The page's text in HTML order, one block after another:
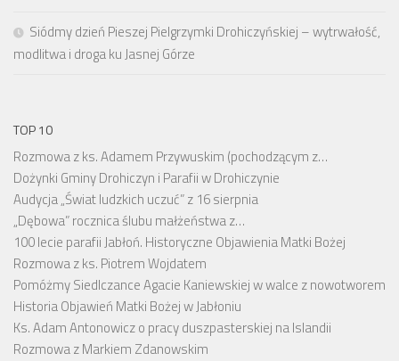
Siódmy dzień Pieszej Pielgrzymki Drohiczyńskiej – wytrwałość,
modlitwa i droga ku Jasnej Górze
TOP 10
Rozmowa z ks. Adamem Przywuskim (pochodzącym z…
Dożynki Gminy Drohiczyn i Parafii w Drohiczynie
Audycja „Świat ludzkich uczuć” z 16 sierpnia
„Dębowa” rocznica ślubu małżeństwa z…
100 lecie parafii Jabłoń. Historyczne Objawienia Matki Bożej
Rozmowa z ks. Piotrem Wojdatem
Pomóżmy Siedlczance Agacie Kaniewskiej w walce z nowotworem
Historia Objawień Matki Bożej w Jabłoniu
Ks. Adam Antonowicz o pracy duszpasterskiej na Islandii
Rozmowa z Markiem Zdanowskim